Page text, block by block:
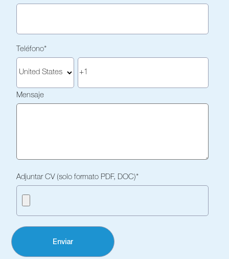
Teléfono*
Mensaje
Adjuntar CV (solo formato PDF, DOC)*